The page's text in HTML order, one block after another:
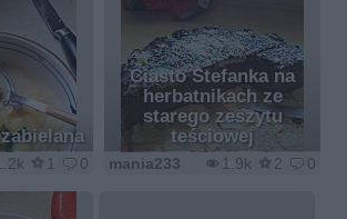
1 0
Ciasto Stefanka na
herbatnikach ze
starego zeszytu
teściowej
1.9k 2 0
mania233